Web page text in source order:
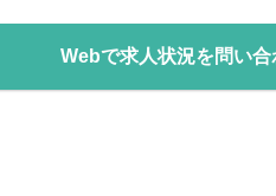
Webで求人状況を問い